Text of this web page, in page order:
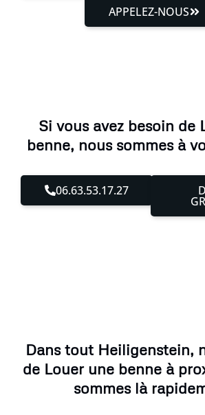
APPELEZ-NOUS
Si vous avez besoin de
benne, nous sommes à
06.63.53.17.27
Dans tout Heiligenstein,
de Louer une benne à
sommes là